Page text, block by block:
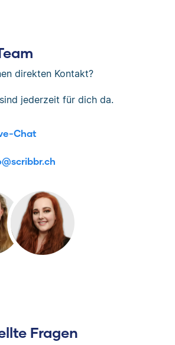
direkten Kontakt?
sind jederzeit für dich da.
Chat
Fragen